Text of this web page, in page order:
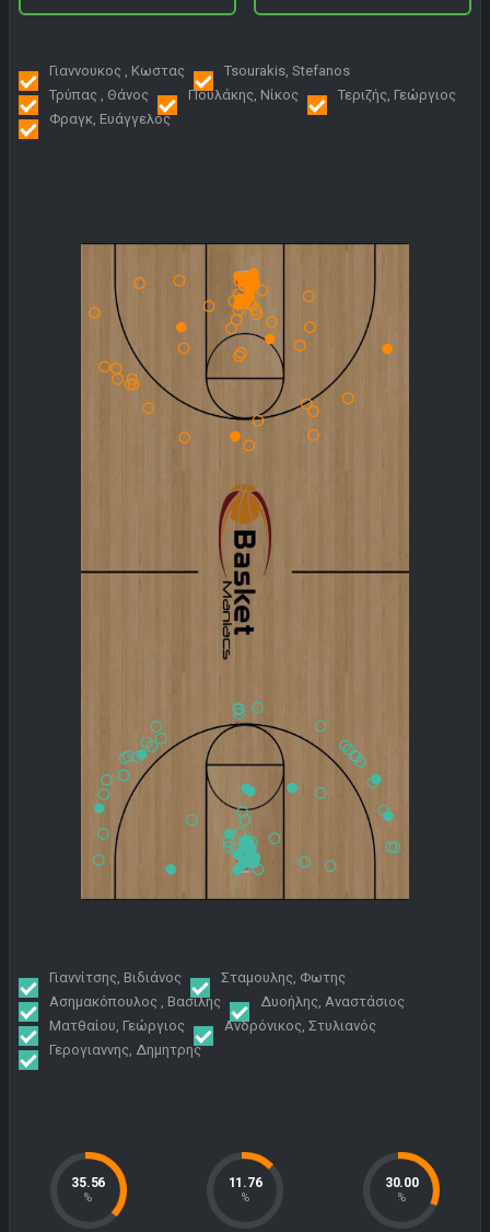
Γιαννουκος , Κωστας
Tsourakis, Stefanos
Τρύπας , Θάνος
Πουλάκης, Νίκος
Τεριζής, Γεώργιος
Φραγκ, Ευάγγελος
Γιαννίτσης, Βιδιάνος
Σταμουλης, Φωτης
Ασημακόπουλος , Βασίλης
Δυοήλης, Αναστάσιος
Ματθαίου, Γεώργιος
Ανδρόνικος, Στυλιανός
Γερογιαννης, Δημητρης
35.56
%
11.76
%
30.00
%